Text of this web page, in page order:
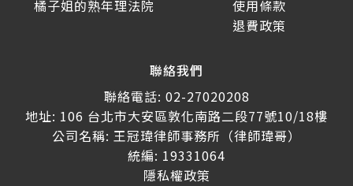
橘子姐的熟年理法院
使用條款
退費政策
聯絡我們
聯絡電話: 02-27020208
地址: 106 台北市大安區敦化南路二段77號10/18樓
公司名稱: 王冠瑋律師事務所（律師瑋哥）
統編: 19331064
隱私權政策